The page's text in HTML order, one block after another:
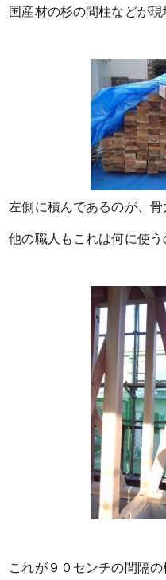
国産材の杉の間柱などが現
左側に積んであるのが、骨
他の職人もこれは何に使う
これが９０センチの間隔